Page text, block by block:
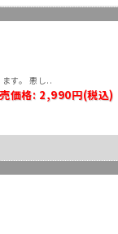
す。 悪し..
価格: 2,990円(税込)